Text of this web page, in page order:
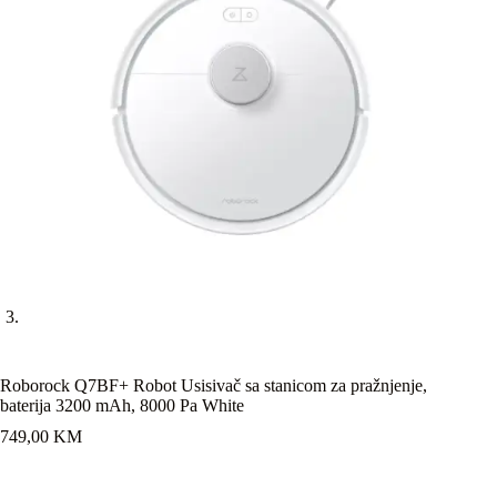
Roborock Q7BF+ Robot Usisivač sa stanicom za pražnjenje,
baterija 3200 mAh, 8000 Pa White
749,00 KM